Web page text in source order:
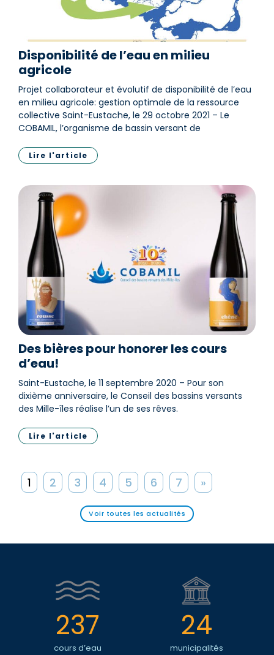
Disponibilité de l’eau en milieu
agricole
Projet collaborateur et évolutif de disponibilité de l’eau
en milieu agricole: gestion optimale de la ressource
collective Saint-Eustache, le 29 octobre 2021 – Le
COBAMIL, l’organisme de bassin versant de
Lire l'article
Des bières pour honorer les cours
d’eau!
Saint-Eustache, le 11 septembre 2020 – Pour son
dixième anniversaire, le Conseil des bassins versants
des Mille-îles réalise l’un de ses rêves.
Lire l'article
1 2 3 4 5 6 7 »
Voir toutes les actualités
237
cours d’eau
24
municipalités